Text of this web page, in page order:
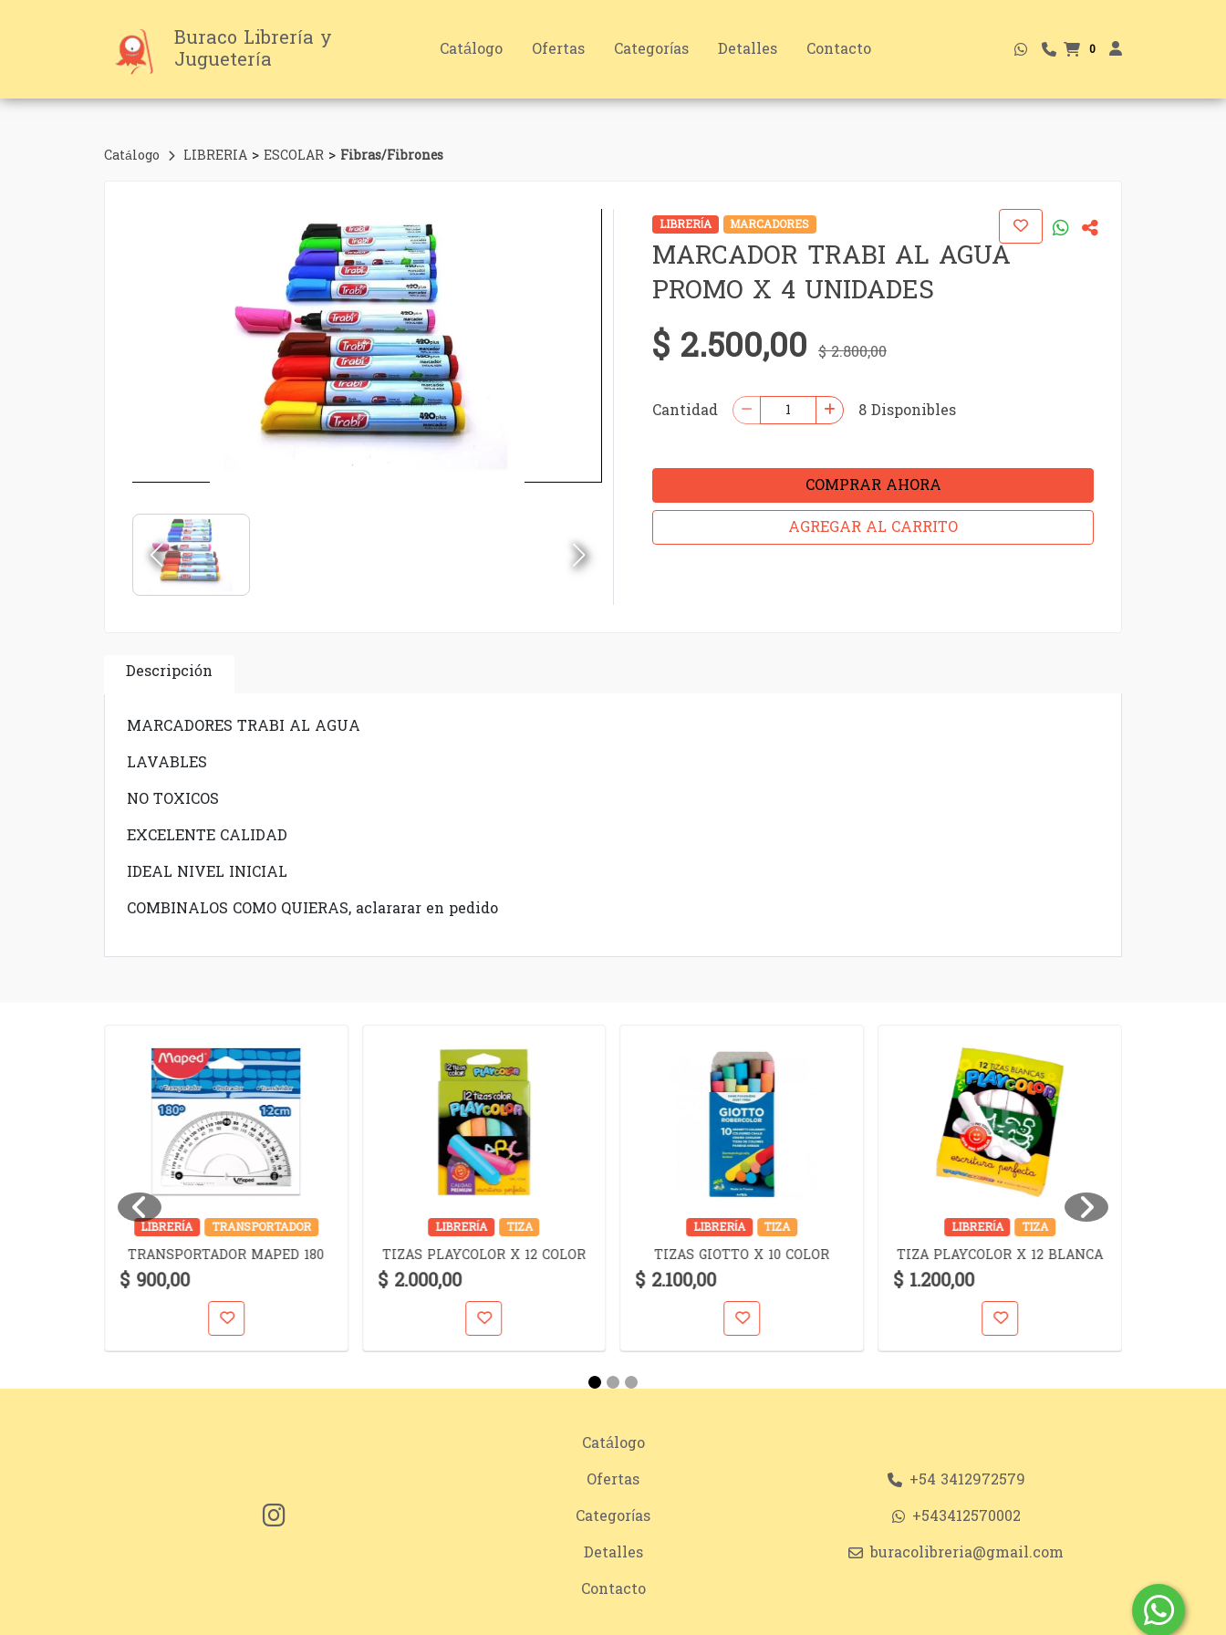
Buraco Librería y
Juguetería Catálogo Ofertas Categorías Detalles Contacto 0
Catálogo LIBRERIA > ESCOLAR > Fibras/Fibrones
LIBRERÍA MARCADORES
MARCADOR TRABI AL AGUA
PROMO X 4 UNIDADES
$ 2.500,00 $ 2.800,00
Cantidad 8 Disponibles
COMPRAR AHORA
AGREGAR AL CARRITO
Descripción
MARCADORES TRABI AL AGUA
LAVABLES
NO TOXICOS
EXCELENTE CALIDAD
IDEAL NIVEL INICIAL
COMBINALOS COMO QUIERAS, aclararar en pedido
LIBRERÍA TRANSPORTADOR
TRANSPORTADOR MAPED 180
$ 900,00
LIBRERÍA TIZA
TIZAS PLAYCOLOR X 12 COLOR
$ 2.000,00
LIBRERÍA TIZA
TIZAS GIOTTO X 10 COLOR
$ 2.100,00
LIBRERÍA TIZA
TIZA PLAYCOLOR X 12 BLANCA
$ 1.200,00
Catálogo
Ofertas
Categorías
Detalles
Contacto
+54 3412972579
+543412570002
buracolibreria@gmail.com